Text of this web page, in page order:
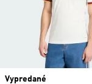
Vypredané